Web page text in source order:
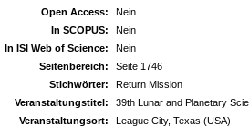
Open Access:
Nein
In SCOPUS:
Nein
In ISI Web of Science:
Nein
Seitenbereich:
Seite 1746
Stichwörter:
Return Mission
Veranstaltungstitel:
39th Lunar and Planetary
Veranstaltungsort:
League City, Texas (USA)